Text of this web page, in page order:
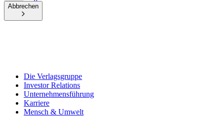
Abbrechen
Die Verlagsgruppe
Investor Relations
Unternehmensführung
Karriere
Mensch & Umwelt